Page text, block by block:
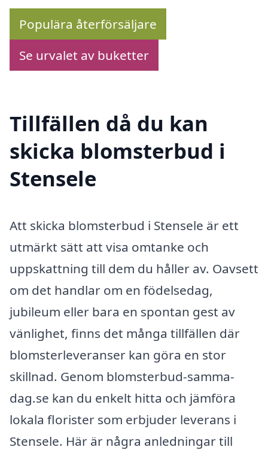
Populära återförsäljare
Se urvalet av buketter
Tillfällen då du kan
skicka blomsterbud i
Stensele
Att skicka blomsterbud i Stensele är ett
utmärkt sätt att visa omtanke och
uppskattning till dem du håller av. Oavsett
om det handlar om en födelsedag,
jubileum eller bara en spontan gest av
vänlighet, finns det många tillfällen där
blomsterleveranser kan göra en stor
skillnad. Genom blomsterbud-samma-
dag.se kan du enkelt hitta och jämföra
lokala florister som erbjuder leverans i
Stensele. Här är några anledningar till